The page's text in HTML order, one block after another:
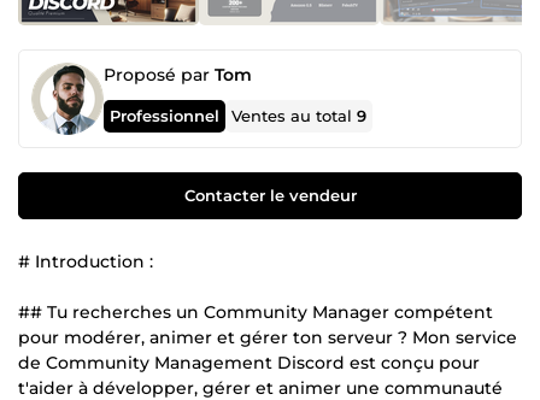
Proposé par Tom
Professionnel Ventes au total9
Contacter le vendeur
# Introduction :
## Tu recherches un Community Manager compétent
pour modérer, animer et gérer ton serveur ? Mon service
de Community Management Discord est conçu pour
t'aider à développer, gérer et animer une communauté